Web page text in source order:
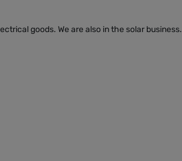
goods. We are also in the solar business.